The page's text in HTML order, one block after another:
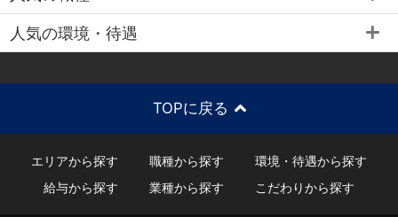
人気の環境・待遇
TOPに戻る
エリアから探す 職種から探す
環境・待遇から探す
給与から探す
業種から探す こだわりから探す